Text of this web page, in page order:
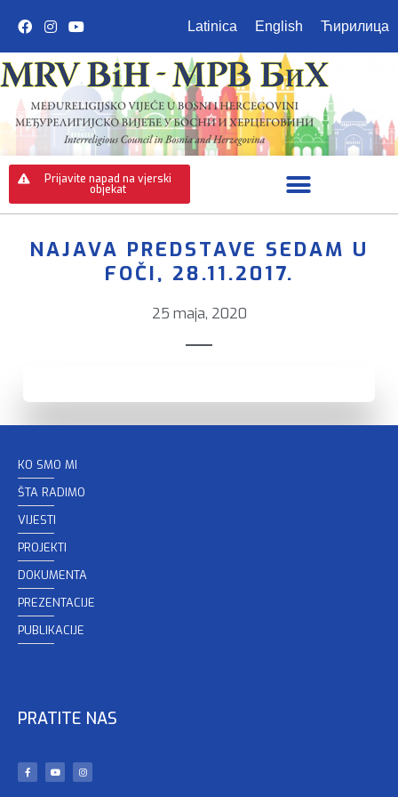
Latinica English Ћирилица
Prijavite napad na vjerski
objekat
NAJAVA PREDSTAVE SEDAM U
FOČI, 28.11.2017.
25 maja, 2020
KO SMO MI
ŠTA RADIMO
VIJESTI
PROJEKTI
DOKUMENTA
PREZENTACIJE
PUBLIKACIJE
PRATITE NAS